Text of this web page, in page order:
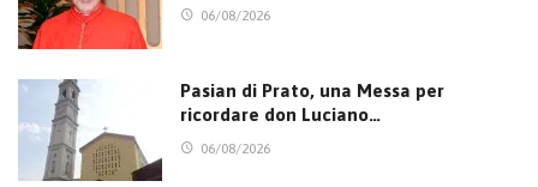
06/08/2026
Pasian di Prato, una Messa per
ricordare don Luciano…
06/08/2026